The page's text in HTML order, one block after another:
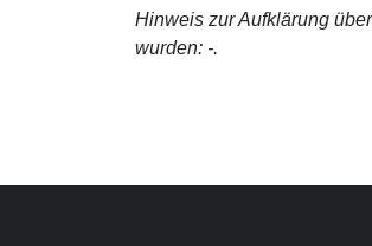
Hinweis zur Aufklärung
wurden: -.